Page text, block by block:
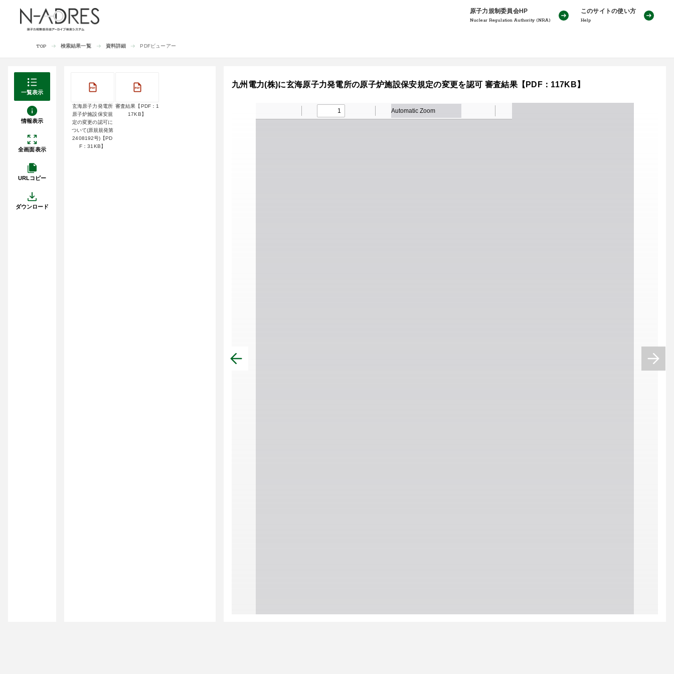
原子力規制委員会HP
Nuclear Regulation Authority (NRA)
このサイトの使い方
Help
TOP 検索結果一覧 資料詳細 PDFビューアー
一覧表示
情報表示
全画面表示
URLコピー
ダウンロード
玄海原子力発電所
原子炉施設保安規
定の変更の認可に
ついて(原規規発第
2408192号)【PD
F：31KB】
審査結果【PDF：1
17KB】
九州電力(株)に玄海原子力発電所の原子炉施設保安規定の変更を認可 審査結果【PDF：117KB】